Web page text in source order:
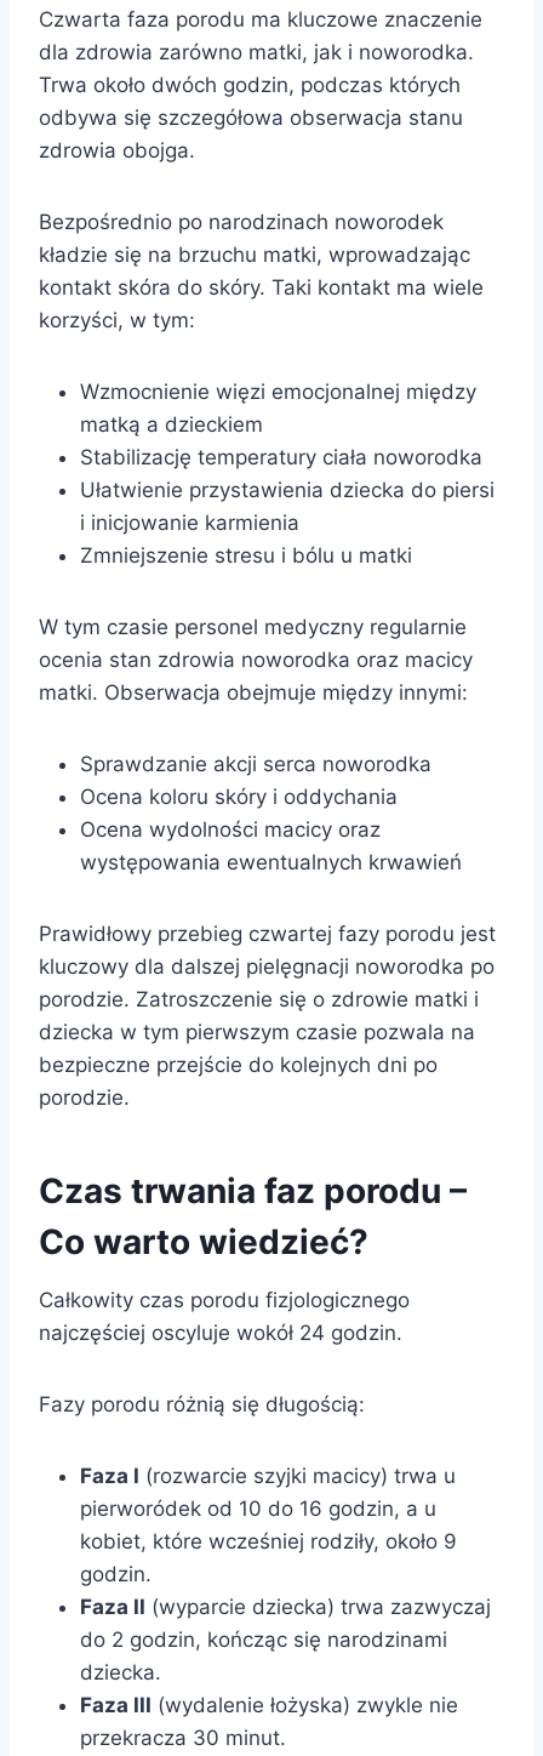
Czwarta faza porodu ma kluczowe znaczenie
dla zdrowia zarówno matki, jak i noworodka.
Trwa około dwóch godzin, podczas których
odbywa się szczegółowa obserwacja stanu
zdrowia obojga.
Bezpośrednio po narodzinach noworodek
kładzie się na brzuchu matki, wprowadzając
kontakt skóra do skóry. Taki kontakt ma wiele
korzyści, w tym:
Wzmocnienie więzi emocjonalnej między
matką a dzieckiem
Stabilizację temperatury ciała noworodka
Ułatwienie przystawienia dziecka do piersi
i inicjowanie karmienia
Zmniejszenie stresu i bólu u matki
W tym czasie personel medyczny regularnie
ocenia stan zdrowia noworodka oraz macicy
matki. Obserwacja obejmuje między innymi:
Sprawdzanie akcji serca noworodka
Ocena koloru skóry i oddychania
Ocena wydolności macicy oraz
występowania ewentualnych krwawień
Prawidłowy przebieg czwartej fazy porodu jest
kluczowy dla dalszej pielęgnacji noworodka po
porodzie. Zatroszczenie się o zdrowie matki i
dziecka w tym pierwszym czasie pozwala na
bezpieczne przejście do kolejnych dni po
porodzie.
Czas trwania faz porodu –
Co warto wiedzieć?
Całkowity czas porodu fizjologicznego
najczęściej oscyluje wokół 24 godzin.
Fazy porodu różnią się długością:
Faza I (rozwarcie szyjki macicy) trwa u
pierworódek od 10 do 16 godzin, a u
kobiet, które wcześniej rodziły, około 9
godzin.
Faza II (wyparcie dziecka) trwa zazwyczaj
do 2 godzin, kończąc się narodzinami
dziecka.
Faza III (wydalenie łożyska) zwykle nie
przekracza 30 minut.